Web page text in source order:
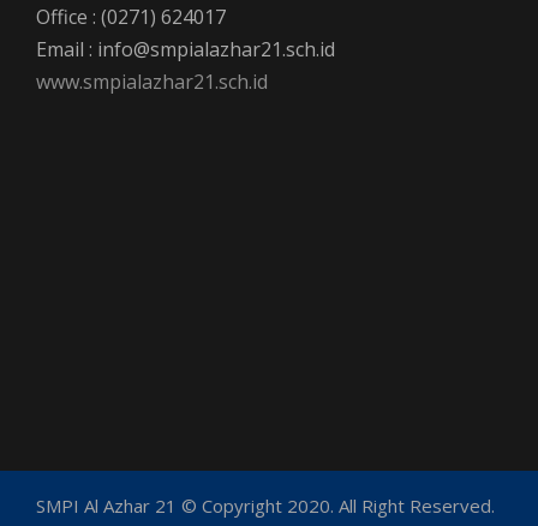
Office : (0271) 624017
Email : info@smpialazhar21.sch.id
www.smpialazhar21.sch.id
SMPI Al Azhar 21 © Copyright 2020. All Right Reserved.